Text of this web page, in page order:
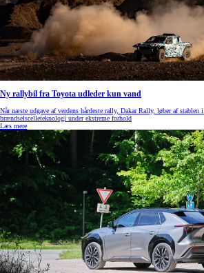
Ny rallybil fra Toyota udleder kun vand
Når næste udgave af verdens hårdeste rally, Dakar Rally, løber af stablen
brændselscelleteknologi under ekstreme forhold
Læs mere